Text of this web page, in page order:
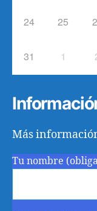
24 25
31 1
Más
Tu nombre